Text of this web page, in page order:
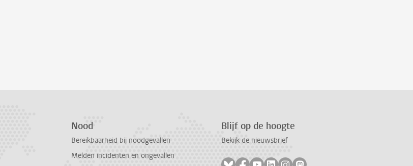
Nood
Bereikbaarheid bij noodgevallen
Melden incidenten en ongevallen
Blijf op de hoogte
Bekijk de nieuwsbrief
Volg ons op bluesky
Volg ons op facebook
Volg ons op youtube
Volg ons op linkedin
Volg ons op instagram
Volg ons op mastodon